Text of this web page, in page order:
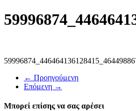
← Προηγούμενη
Επόμενη →
Μπορεί επίσης να σας αρέσει